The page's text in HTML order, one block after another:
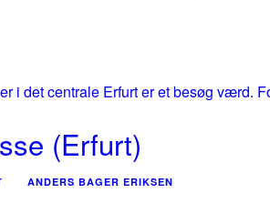
(Erfurt)
ANDERS BAGER ERIKSEN